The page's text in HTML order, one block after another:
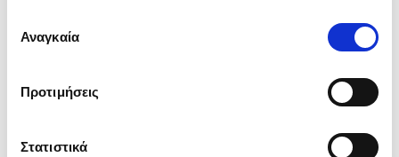
ενδιαφέρουν και να επιλέξετε από τα παρακάτω με την
΄΄και να ενημερωθείτε σχετικά με
συγκατάθεσης
Αναγκαία
Προτιμήσεις
Στατιστικά